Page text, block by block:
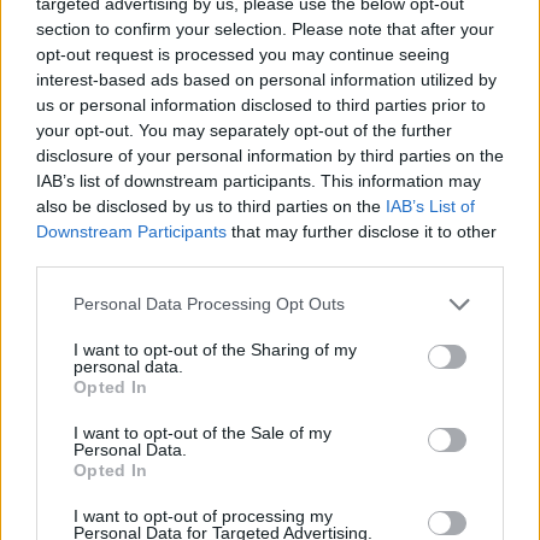
section to confirm your selection. Please note that after your
opt-out request is processed you may continue seeing
interest-based ads based on personal information utilized by
us or personal information disclosed to third parties prior to
your opt-out. You may separately opt-out of the further
disclosure of your personal information by third parties on the
IAB’s list of downstream participants. This information may
also be disclosed by us to third parties on the IAB’s List of
Downstream Participants that may further disclose it to other
Personal Data Processing Opt Outs
I want to opt-out of the Sharing of my
personal data.
Opted In
I want to opt-out of the Sale of my
Personal Data.
Opted In
I want to opt-out of processing my
Personal Data for Targeted Advertising.
Digital Health Literacy & Policy Hub
Μέσα από έρευνα, εκπαίδευση και
διατομεακό διάλογο, το Digital Health Literacy
& Policy Hub γεφυρώνει το χάσμα ανάμεσα
στην έρευνα, στην καινοτομία και την
εφαρμοσμένη πρακτική.
τελευταίων εξελίξεων στη βιοϊατρική έρευνα,
την τεχνητή νοημοσύνη και τη βιοηθική. Το
Biomed- AI Summer School 2025 αποτέλεσε
προσωπικότητες από τους χώρους της
τεχνολογίας και των επιστημών υγείας,
προσφέροντας έμπνευση, δυναμικές ομιλίες